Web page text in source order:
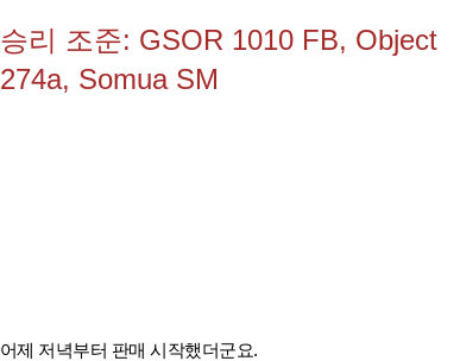
승리 조준: GSOR 1010 FB, Object
274a, Somua SM
어제 저녁부터 판매 시작했더군요.